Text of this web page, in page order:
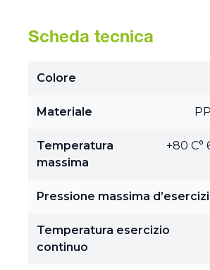
Scheda tecnica
Colore
Materiale
Temperatura
massima
+80 C°
Pressione massima
Temperatura esercizio
continuo